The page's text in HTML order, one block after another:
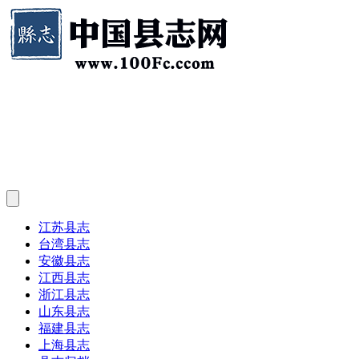
江苏县志
台湾县志
安徽县志
江西县志
浙江县志
山东县志
福建县志
上海县志